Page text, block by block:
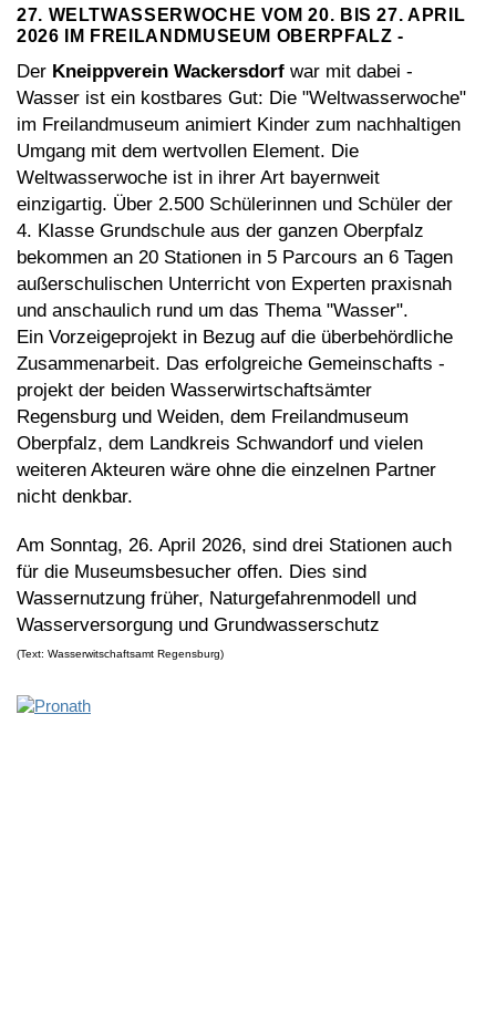
27. WELTWASSERWOCHE VOM 20. BIS 27. APRIL
2026 IM FREILANDMUSEUM OBERPFALZ -
Der Kneippverein Wackersdorf war mit dabei -
Wasser ist ein kostbares Gut: Die "Weltwasserwoche"
im Freilandmuseum animiert Kinder zum nachhaltigen
Umgang mit dem wertvollen Element. Die
Weltwasserwoche ist in ihrer Art bayernweit
einzigartig. Über 2.500 Schülerinnen und Schüler der
4. Klasse Grundschule aus der ganzen Oberpfalz
bekommen an 20 Stationen in 5 Parcours an 6 Tagen
außerschulischen Unterricht von Experten praxisnah
und anschaulich rund um das Thema "Wasser".
Ein Vorzeigeprojekt in Bezug auf die überbehördliche
Zusammenarbeit. Das erfolgreiche Gemeinschafts -
projekt der beiden Wasserwirtschaftsämter
Regensburg und Weiden, dem Freilandmuseum
Oberpfalz, dem Landkreis Schwandorf und vielen
weiteren Akteuren wäre ohne die einzelnen Partner
nicht denkbar.
Am Sonntag, 26. April 2026, sind drei Stationen auch
für die Museumsbesucher offen. Dies sind
Wassernutzung früher, Naturgefahrenmodell und
Wasserversorgung und Grundwasserschutz
(Text: Wasserwitschaftsamt Regensburg)